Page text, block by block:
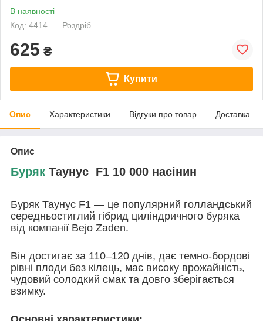
В наявності
Код: 4414
Роздріб
625 ₴
Купити
Опис Характеристики Відгуки про товар Доставка
Опис
Буряк Таунус F1 10 000 насінин
Буряк Таунус F1 — це популярний голландський
середньостиглий гібрид циліндричного буряка
від компанії Bejo Zaden.
Він достигає за 110–120 днів, дає темно-бордові
рівні плоди без кілець, має високу врожайність,
чудовий солодкий смак та довго зберігається
взимку.